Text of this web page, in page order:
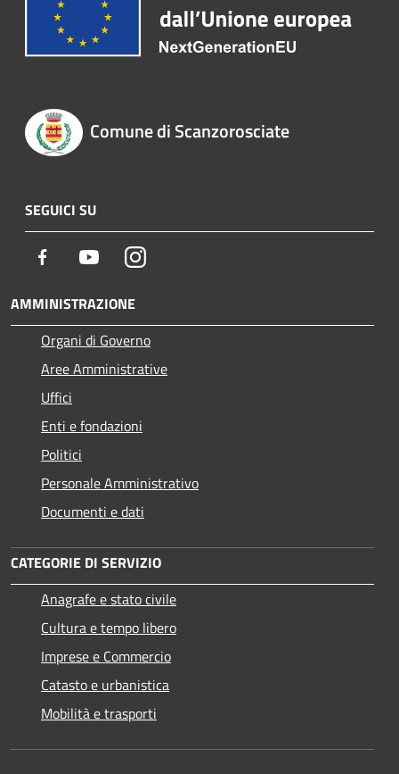
Comune di Scanzorosciate
SEGUICI SU
Facebook YoutubeInstagram
AMMINISTRAZIONE
Organi di Governo
Aree Amministrative
Uffici
Enti e fondazioni
Politici
Personale Amministrativo
Documenti e dati
CATEGORIE DI SERVIZIO
Anagrafe e stato civile
Cultura e tempo libero
Imprese e Commercio
Catasto e urbanistica
Mobilità e trasporti